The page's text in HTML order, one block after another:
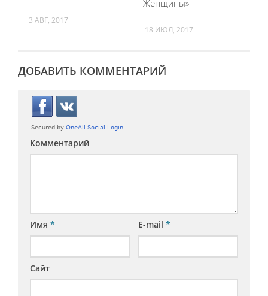
3 АВГ, 2017
Женщины»
18 ИЮЛ, 2017
ДОБАВИТЬ КОММЕНТАРИЙ
Комментарий
Имя * E-mail *
Сайт